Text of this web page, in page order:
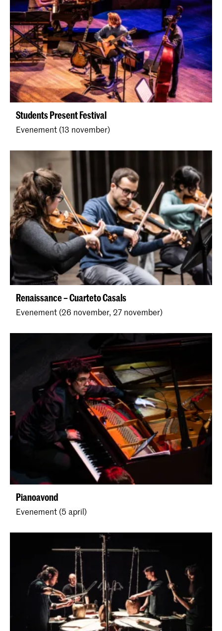
Students Present Festival
Evenement (13 november)
Renaissance – Cuarteto Casals
Evenement (26 november, 27 november)
Pianoavond
Evenement (5 april)